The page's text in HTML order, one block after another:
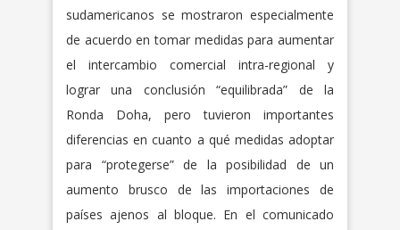
sudamericanos se mostraron especialmente
de acuerdo en tomar medidas para aumentar
el intercambio comercial intra-regional y
lograr una conclusión “equilibrada” de la
Ronda Doha, pero tuvieron importantes
diferencias en cuanto a qué medidas adoptar
para “protegerse” de la posibilidad de un
aumento brusco de las importaciones de
países ajenos al bloque. En el comunicado